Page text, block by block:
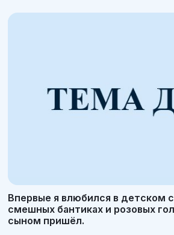
Впервые я влюбился в детском
смешных бантиках и розовых
сыном пришёл.